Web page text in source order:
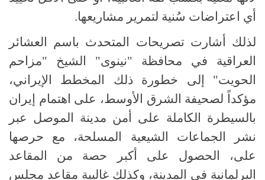
أي اعتراضات سُنية لتمرير مشاريعها.
لذلك أشارت تصريحات المتحدث باسم العشائر
العراقية في محافظة "نينوى" الشيخ "مزاحم
الحويت" إلى خطورة ذلك المخطط الإيراني،
مؤكداً لصحيفة الشرق الأوسط، على اهتمام إيران
بالسيطرة الكاملة على أمن مدينة الموصل عبر
نشر الجماعات الشيعية المسلحة، مع حرصها
على، الحصول على أكبر حصة من المقاعد
البرلمانية في المدينة، وكذلك غالبية مقاعد مجلس